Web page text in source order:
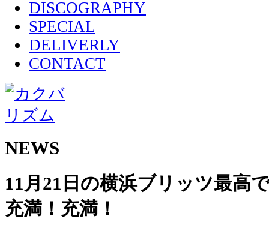
DISCOGRAPHY
SPECIAL
DELIVERLY
CONTACT
NEWS
11月21日の横浜ブリッツ最高
充満！充満！